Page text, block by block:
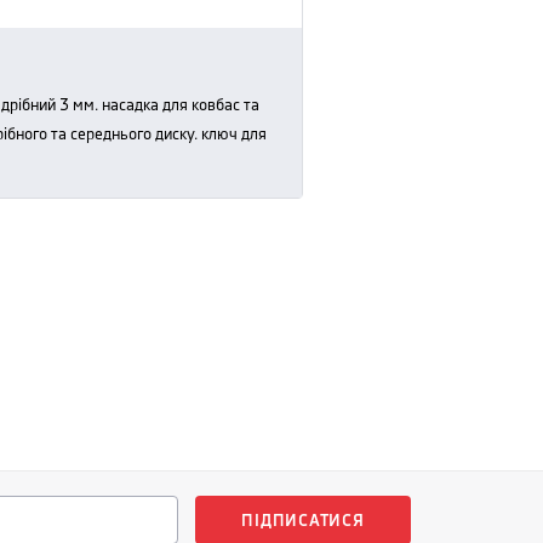
та середнього диску. ключ для
ПІДПИСАТИСЯ